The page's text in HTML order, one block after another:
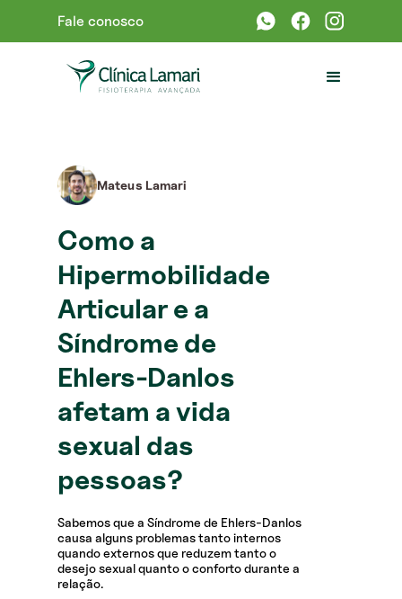
Fale conosco
Mateus Lamari
Como a
Hipermobilidade
Articular e a
Síndrome de
Ehlers-Danlos
afetam a vida
sexual das
pessoas?
Sabemos que a Síndrome de Ehlers-Danlos
causa alguns problemas tanto internos
quando externos que reduzem tanto o
desejo sexual quanto o conforto durante a
relação.